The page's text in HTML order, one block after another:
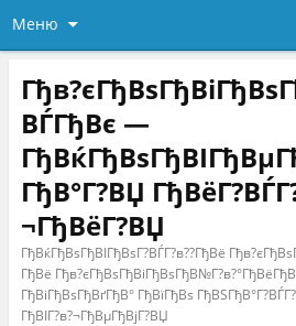
Меню
ВЃГђВє —
ГђВ°Г?ВЏ
¬ГђВёГ?ВЏ
ГђВќГђВѕГђВІГђВѕГ?ВЃГ?в??ГђВё
ГђВё
ГђВіГђВѕГђВґГђВ° ГђВїГђВѕ
ГђВІГ?в?¬ГђВµГђВјГ?ВЏ